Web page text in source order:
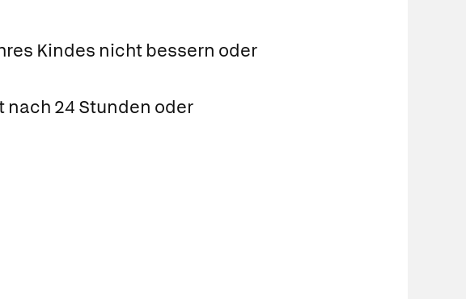
Kindes nicht bessern oder
nach 24 Stunden oder